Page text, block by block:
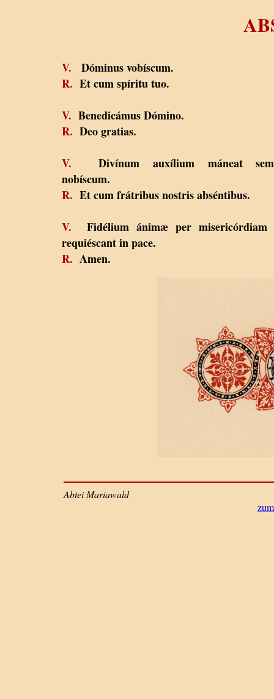
V. Dóminus vobíscum.
R. Et cum spíritu tuo.
V. Benedicámus Dómino.
R. Deo gratias.
V. Divínum auxílium máneat
nobíscum.
R. Et cum frátribus nostris abséntibus.
V. Fidélium ánimæ per misericórdiam
requiéscant in pace.
R. Amen.
Abtei Mariawald